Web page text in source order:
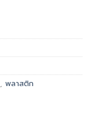
พลาสติก